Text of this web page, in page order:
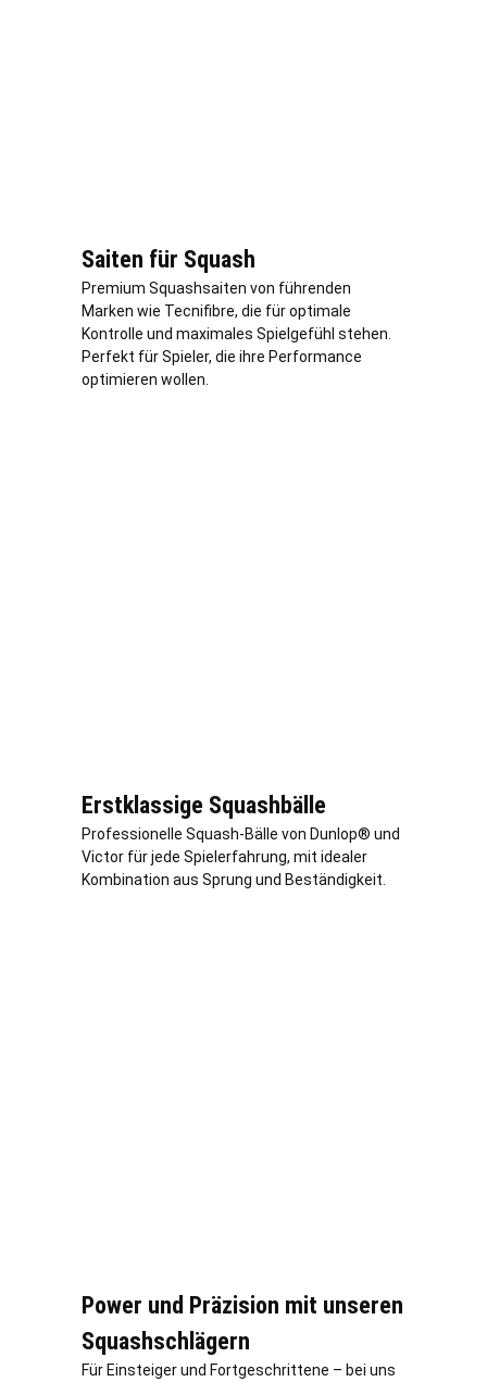
Saiten für Squash
Premium Squashsaiten von führenden
Marken wie Tecnifibre, die für optimale
Kontrolle und maximales Spielgefühl stehen.
Perfekt für Spieler, die ihre Performance
optimieren wollen.
Erstklassige Squashbälle
Professionelle Squash-Bälle von Dunlop® und
Victor für jede Spielerfahrung, mit idealer
Kombination aus Sprung und Beständigkeit.
Power und Präzision mit unseren
Squashschlägern
Für Einsteiger und Fortgeschrittene – bei uns